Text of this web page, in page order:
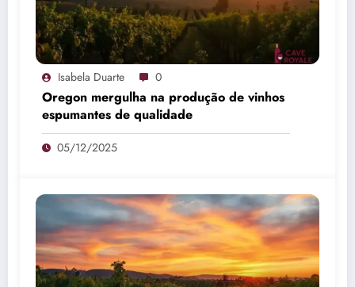
Isabela Duarte 0
Oregon mergulha na produção de vinhos
espumantes de qualidade
05/12/2025